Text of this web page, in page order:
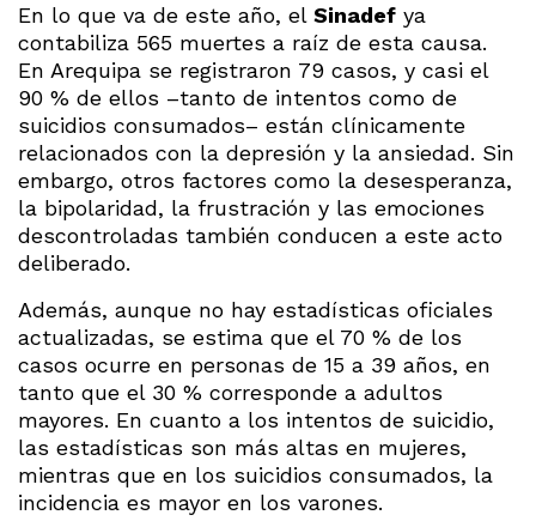
En lo que va de este año, el Sinadef ya
contabiliza 565 muertes a raíz de esta causa.
En Arequipa se registraron 79 casos, y casi el
90 % de ellos –tanto de intentos como de
suicidios consumados– están clínicamente
relacionados con la depresión y la ansiedad. Sin
embargo, otros factores como la desesperanza,
la bipolaridad, la frustración y las emociones
descontroladas también conducen a este acto
deliberado.
Además, aunque no hay estadísticas oficiales
actualizadas, se estima que el 70 % de los
casos ocurre en personas de 15 a 39 años, en
tanto que el 30 % corresponde a adultos
mayores. En cuanto a los intentos de suicidio,
las estadísticas son más altas en mujeres,
mientras que en los suicidios consumados, la
incidencia es mayor en los varones.